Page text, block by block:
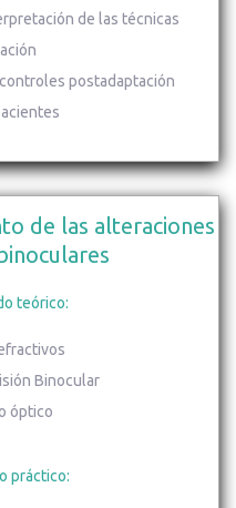
de las técnicas
postadaptación
de las alteraciones
teórico:
Binocular
óptico
práctico: